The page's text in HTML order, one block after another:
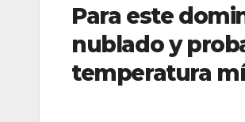
Para este
nublado y
temperatura